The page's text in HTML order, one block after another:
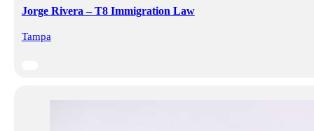
Jorge Rivera – T8 Immigration Law
Tampa